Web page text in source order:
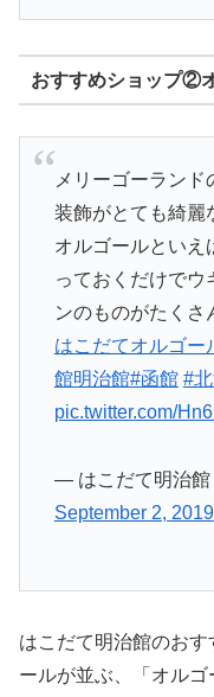
おすすめショップ②
メリーゴーランド
装飾がとても綺麗
オルゴールといえ
っておくだけでウ
ンのものがたくさ
はこだてオルゴー
館明治館#函館 #
pic.twitter.com/
— はこだて明治館
September 2, 2019
はこだて明治館のお
ールが並ぶ、「オル